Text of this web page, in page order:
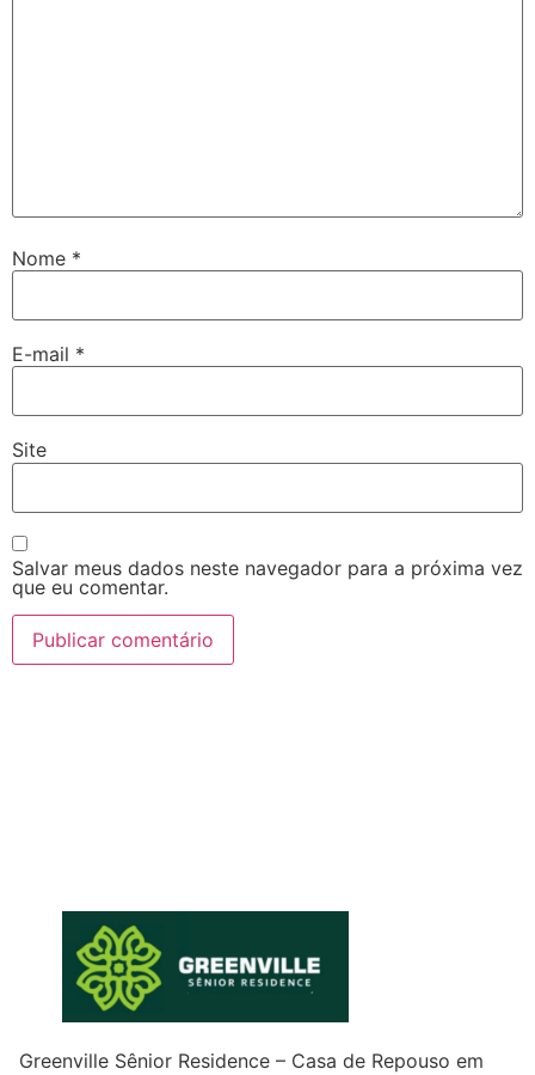
Nome *
E-mail *
Site
Salvar meus dados neste navegador para a próxima vez
que eu comentar.
Greenville Sênior Residence – Casa de Repouso em